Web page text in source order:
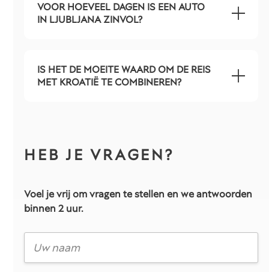
VOOR HOEVEEL DAGEN IS EEN AUTO
IN LJUBLJANA ZINVOL?
IS HET DE MOEITE WAARD OM DE REIS
MET KROATIË TE COMBINEREN?
HEB JE VRAGEN?
Voel je vrij om vragen te stellen en we antwoorden
binnen 2 uur.